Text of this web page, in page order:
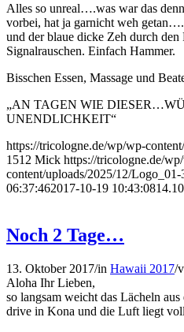
Alles so unreal….was war das
vorbei, hat ja garnicht weh
und der blaue dicke Zeh durch
Signalrauschen. Einfach Hammer.
Bisschen Essen, Massage und
„AN TAGEN WIE
UNENDLICHKEIT“
https://tricologne.de/wp/wp-
1512 Mick https://tricologne.de/
content/uploads/2025/12/
06:37:462017-10-19 10:43:08
Noch 2 Tage…
13. Oktober 2017/in Hawaii 2017/
Aloha Ihr Lieben,
so langsam weicht das Lächeln
drive in Kona und die Luft liegt